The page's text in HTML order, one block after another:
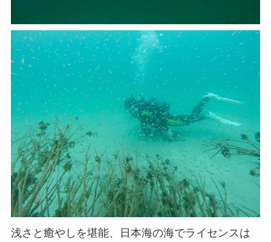
浅さと癒やしを堪能、日本海の海でライセンスは